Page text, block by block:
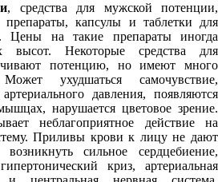
, средства для мужской потенции,
препараты, капсулы и таблетки для
Цены на такие препараты иногда
высот. Некоторые средства для
потенцию, но имеют много
ухудшаться самочувствие,
давления, появляются
нарушается цветовое зрение.
неблагоприятное действие на
Приливы крови к лицу не дают
сильное сердцебиение,
криз, артериальная